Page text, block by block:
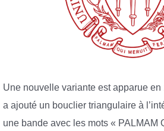
Une nouvelle variante est apparue
a ajouté un bouclier triangulaire à
une bande avec les mots « PALMAM